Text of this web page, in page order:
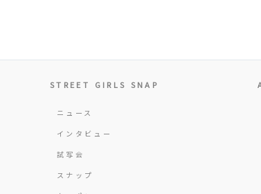
STREET GIRLS SNAP
ニュース
インタビュー
試写会
スナップ